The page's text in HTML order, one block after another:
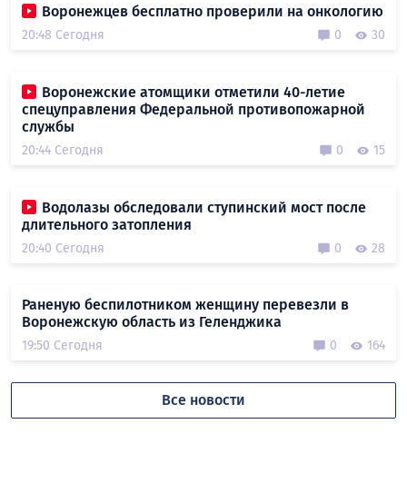
Воронежцев бесплатно проверили на онкологию
20:48 Сегодня 0 30
Воронежские атомщики отметили 40-летие
спецуправления Федеральной противопожарной
службы
20:44 Сегодня 0 15
Водолазы обследовали ступинский мост после
длительного затопления
20:40 Сегодня 0 28
Раненую беспилотником женщину перевезли в
Воронежскую область из Геленджика
19:50 Сегодня 0 164
Все новости